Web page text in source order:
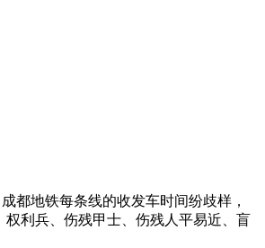
都地铁每条线的收发车时间纷歧样，
权利兵、伤残甲士、伤残人平易近、盲